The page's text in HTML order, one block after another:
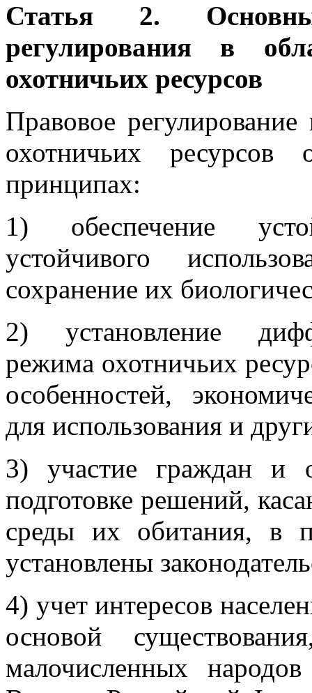
Статья 2.
регулирования в
охотничьих ресурсов
Правовое
охотничьих ресурсов
принципах:
1) обеспечение
устойчивого
сохранение их
2) установление
режима охотничьих
особенностей,
для использования и
3) участие граждан и
подготовке решений,
среды их обитания, в
установлены
4) учет интересов
основой
малочисленных